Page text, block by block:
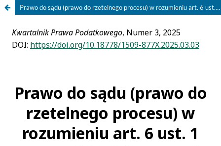
Prawo do sądu (prawo do rzetelnego procesu) w rozumieniu art. 6 ust. 1 Europejskiej Konwencji Praw Człowieka i Podstawowych Wolności – wybrane zagadnienia kluczowe dla zrozumienia standardu konwencyjnego w dziedzinie podatków